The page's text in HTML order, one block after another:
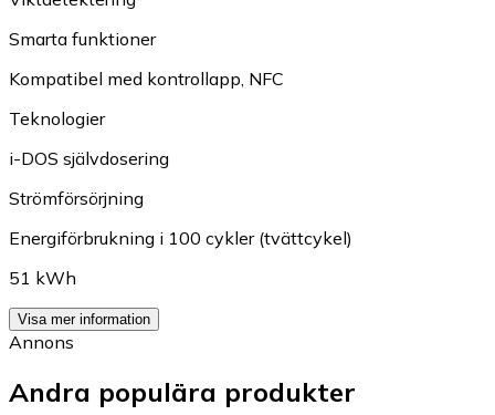
Smarta funktioner
Kompatibel med kontrollapp, NFC
Teknologier
i-DOS självdosering
Strömförsörjning
Energiförbrukning i 100 cykler (tvättcykel)
51 kWh
Visa mer information
Annons
Andra populära produkter